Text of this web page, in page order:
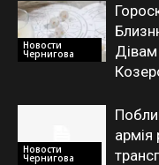
Новости
Чернигова
Дівам
Новости
Чернигова
армія